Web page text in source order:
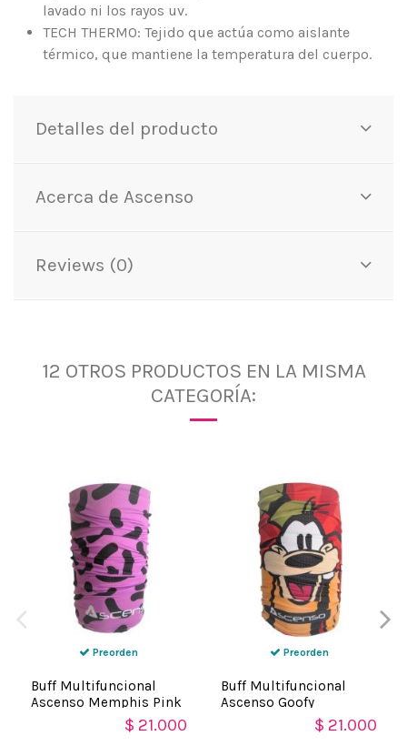
lavado ni los rayos uv.
TECH THERMO: Tejido que actúa como aislante
térmico, que mantiene la temperatura del cuerpo.
Detalles del producto
Acerca de Ascenso
Reviews (0)
12 OTROS PRODUCTOS EN LA MISMA
CATEGORÍA:
Preorden
Buff Multifuncional
Ascenso Memphis Pink
$ 21.000
Preorden
Buff Multifuncional
Ascenso Goofy
$ 21.000